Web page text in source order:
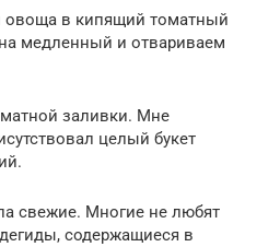
овоща в кипящий томатный
медленный и отвариваем
заливки. Мне
целый букет
свежие. Многие не любят
содержащиеся в